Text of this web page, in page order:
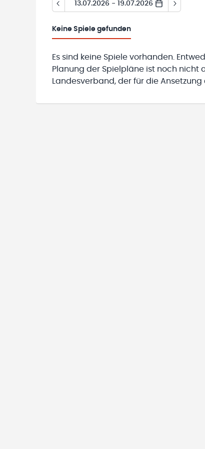
13.07.2026 - 19.07.2026
Keine Spiele gefunden
Es sind keine Spiele vorhanden.
Planung der Spielpläne ist noch nicht
Landesverband, der für die